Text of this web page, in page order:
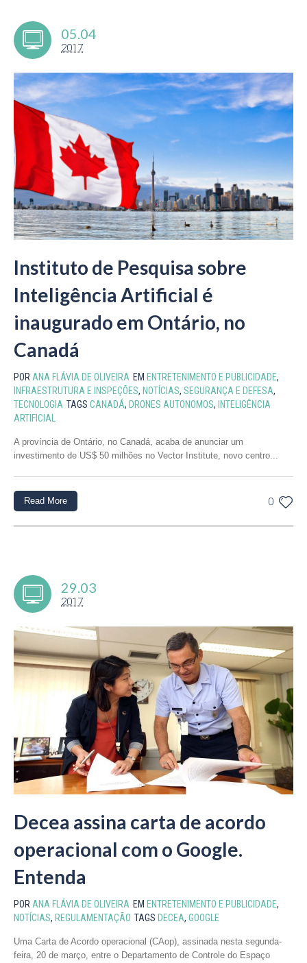
05.04
2017
Instituto de Pesquisa sobre
Inteligência Artificial é
inaugurado em Ontário, no
Canadá
PORANA FLÁVIA DE OLIVEIRA EM ENTRETENIMENTO E PUBLICIDADE,
INFRAESTRUTURA E INSPEÇÕES, NOTÍCIAS, SEGURANÇA E DEFESA,
TECNOLOGIA TAGS CANADÁ, DRONES AUTONOMOS, INTELIGÊNCIA
ARTIFICIAL
A província de Ontário, no Canadá, acaba de anunciar um
investimento de US$ 50 milhões no Vector Institute, novo centro...
0
Read More
29.03
2017
Decea assina carta de acordo
operacional com o Google.
Entenda
POR ANA FLÁVIA DE OLIVEIRA EM ENTRETENIMENTO E PUBLICIDADE,
NOTÍCIAS, REGULAMENTAÇÃO TAGS DECEA, GOOGLE
Uma Carta de Acordo operacional (CAop), assinada nesta segunda-
feira, 20 de março, entre o Departamento de Controle do Espaço